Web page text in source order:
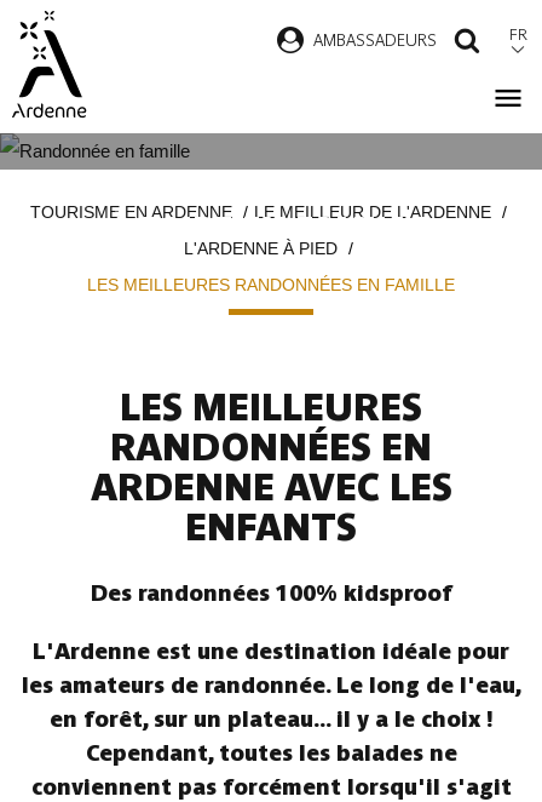
contenu
principal
AMBASSADEURS FR
À FAIRE EN FAMILLE
d'ArianeTOURISME EN ARDENNE
LE MEILLEUR DE L'ARDENNE
L'ARDENNE À PIED
LES MEILLEURES RANDONNÉES EN FAMILLE
LES MEILLEURES
RANDONNÉES EN
ARDENNE AVEC LES
ENFANTS
Des randonnées 100% kidsproof
L'Ardenne est une destination idéale pour
les amateurs de randonnée. Le long de l'eau,
en forêt, sur un plateau... il y a le choix !
Cependant, toutes les balades ne
conviennent pas forcément lorsqu'il s'agit